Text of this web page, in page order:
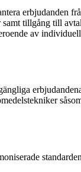
erbjudanden
tillgång till
av